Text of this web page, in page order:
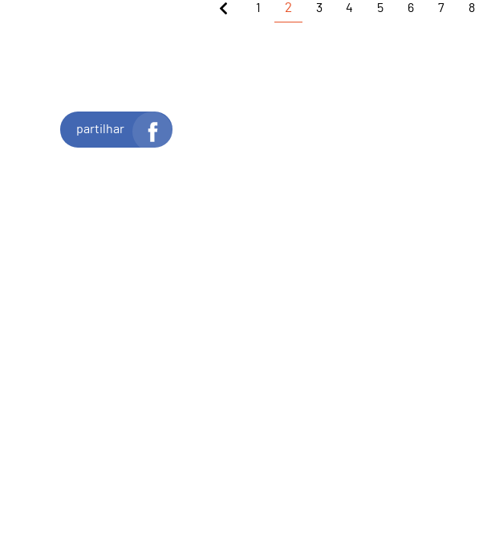
1 2 3 4 5 6 7 8
partilhar